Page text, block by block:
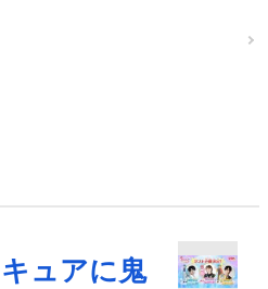
ュアに鬼